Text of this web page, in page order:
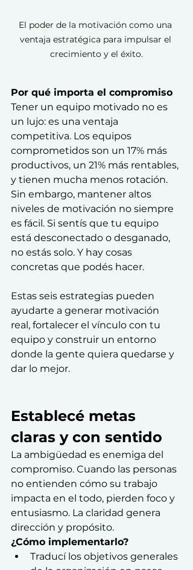
El poder de la motivación como una
ventaja estratégica para impulsar el
crecimiento y el éxito.
Por qué importa el compromiso
Tener un equipo motivado no es
un lujo: es una ventaja
competitiva. Los equipos
comprometidos son un 17% más
productivos, un 21% más rentables,
y tienen mucha menos rotación.
Sin embargo, mantener altos
niveles de motivación no siempre
es fácil. Si sentís que tu equipo
está desconectado o desganado,
no estás solo. Y hay cosas
concretas que podés hacer.
Estas seis estrategias pueden
ayudarte a generar motivación
real, fortalecer el vínculo con tu
equipo y construir un entorno
donde la gente quiera quedarse y
dar lo mejor.
Establecé metas
claras y con sentido
La ambigüedad es enemiga del
compromiso. Cuando las personas
no entienden cómo su trabajo
impacta en el todo, pierden foco y
entusiasmo. La claridad genera
dirección y propósito.
¿Cómo implementarlo?
Traducí los objetivos generales